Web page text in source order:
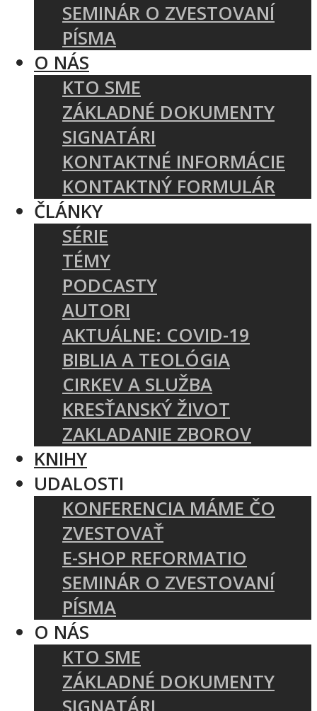
SEMINÁR O ZVESTOVANÍ
PÍSMA
O NÁS
KTO SME
ZÁKLADNÉ DOKUMENTY
SIGNATÁRI
KONTAKTNÉ INFORMÁCIE
KONTAKTNÝ FORMULÁR
ČLÁNKY
SÉRIE
TÉMY
PODCASTY
AUTORI
AKTUÁLNE: COVID-19
BIBLIA A TEOLÓGIA
CIRKEV A SLUŽBA
KRESŤANSKÝ ŽIVOT
ZAKLADANIE ZBOROV
KNIHY
UDALOSTI
KONFERENCIA MÁME ČO
ZVESTOVAŤ
E-SHOP REFORMATIO
SEMINÁR O ZVESTOVANÍ
PÍSMA
O NÁS
KTO SME
ZÁKLADNÉ DOKUMENTY